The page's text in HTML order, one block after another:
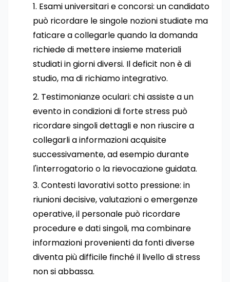
Esami universitari e concorsi: un candidato
può ricordare le singole nozioni studiate ma
faticare a collegarle quando la domanda
richiede di mettere insieme materiali
studiati in giorni diversi. Il deficit non è di
studio, ma di richiamo integrativo.
Testimonianze oculari: chi assiste a un
evento in condizioni di forte stress può
ricordare singoli dettagli e non riuscire a
collegarli a informazioni acquisite
successivamente, ad esempio durante
l'interrogatorio o la rievocazione guidata.
Contesti lavorativi sotto pressione: in
riunioni decisive, valutazioni o emergenze
operative, il personale può ricordare
procedure e dati singoli, ma combinare
informazioni provenienti da fonti diverse
diventa più difficile finché il livello di stress
non si abbassa.